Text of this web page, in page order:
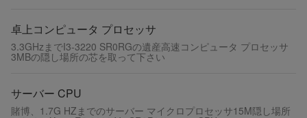
卓上コンピュータ プロセッサ
3.3GHzまでI3-3220 SR0RGの遺産高速コンピュータ プロセッサ
3MBの隠し場所の芯を取って下さい
サーバー CPU
賭博、1.7G HZまでのサーバー マイクロプロセッサ15M隠し場所